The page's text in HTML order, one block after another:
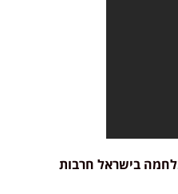
בישראל חרבות